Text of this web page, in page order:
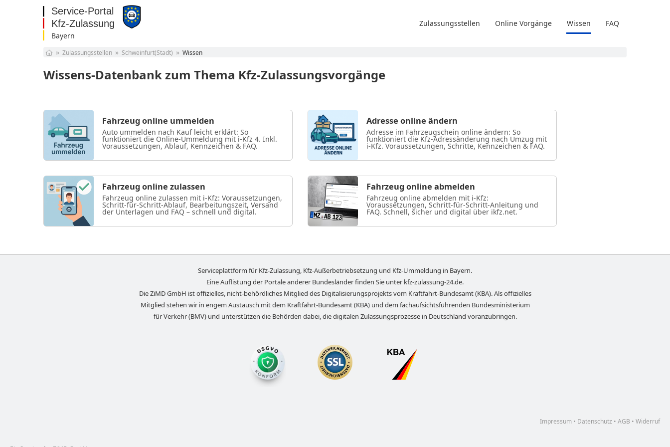
Bayern
Bayern
Brandenburg
Hessen
Mecklenburg-
Vorpommern
Niedersachsen
Nordrhein-Westfalen
Rheinland-Pfalz
Sachsen
Sachsen-Anhalt
Schleswig-Holstein
Thüringen
Zulassungsstellen Online Vorgänge Wissen FAQ
Zulassungsstellen Schweinfurt(Stadt) Wissen
Wissens-Datenbank zum Thema Kfz-Zulassungsvorgänge
Fahrzeug online ummelden
Auto ummelden nach Kauf leicht erklärt: So
funktioniert die Online-Ummeldung mit i-Kfz 4. Inkl.
Voraussetzungen, Ablauf, Kennzeichen & FAQ.
Adresse online ändern
Adresse im Fahrzeugschein online ändern: So
funktioniert die Kfz-Adressänderung nach Umzug mit
i-Kfz. Voraussetzungen, Schritte, Kennzeichen & FAQ.
Fahrzeug online zulassen
Fahrzeug online zulassen mit i-Kfz: Voraussetzungen,
Schritt-für-Schritt-Ablauf, Bearbeitungszeit, Versand
der Unterlagen und FAQ – schnell und digital.
Fahrzeug online abmelden
Fahrzeug online abmelden mit i-Kfz:
Voraussetzungen, Schritt-für-Schritt-Anleitung und
FAQ. Schnell, sicher und digital über ikfz.net.
Serviceplattform für Kfz-Zulassung, Kfz-Außerbetriebsetzung und Kfz-Ummeldung in Bayern.
Eine Auflistung der Portale anderer Bundesländer finden Sie unter kfz-zulassung-24.de.
Die ZiMD GmbH ist offizielles, nicht-behördliches Mitglied des Digitalisierungsprojekts vom Kraftfahrt-Bundesamt (KBA). Als offizielles
Mitglied stehen wir in engem Austausch mit dem Kraftfahrt-Bundesamt (KBA) und dem fachaufsichtsführenden Bundesministerium
für Verkehr (BMV) und unterstützen die Behörden dabei, die digitalen Zulassungsprozesse in Deutschland voranzubringen.
Impressum • Datenschutz • AGB • Widerruf